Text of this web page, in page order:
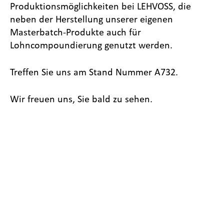
Produktionsmöglichkeiten bei LEHVOSS, die
neben der Herstellung unserer eigenen
Masterbatch-Produkte auch für
Lohncompoundierung genutzt werden.
Treffen Sie uns am Stand Nummer A732.
Wir freuen uns, Sie bald zu sehen.